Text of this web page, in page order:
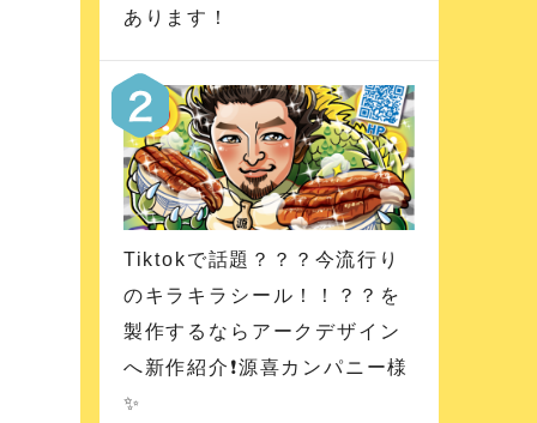
あります！
Tiktokで話題？？？今流行り
のキラキラシール！！？？を
製作するならアークデザイン
へ新作紹介❗️源喜カンパニー様
✨